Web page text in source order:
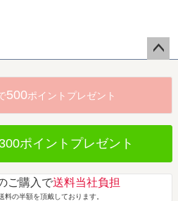
へ
500ポイントプレゼント
ポイントプレゼント
ご購入で送料当社負担
の半額を頂戴しております。